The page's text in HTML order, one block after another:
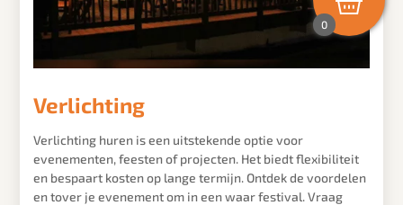
Verlichting
Verlichting huren is een uitstekende optie voor
evenementen, feesten of projecten. Het biedt flexibiliteit
en bespaart kosten op lange termijn. Ontdek de voordelen
en tover je evenement om in een waar festival. Vraag
0